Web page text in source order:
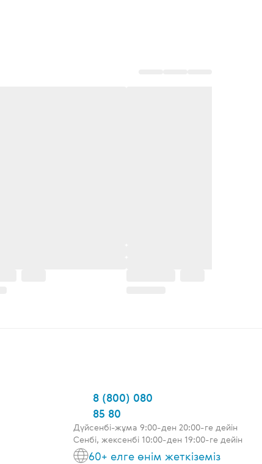
8 (800) 080
85 80
Дүйсенбі-жұма 9:00-ден 20:00-ге дейін
Сенбі, жексенбі 10:00-ден 19:00-ге дейін
60+ елге өнім жеткіземіз